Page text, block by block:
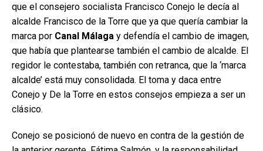
que el consejero socialista Francisco Conejo le decía al
alcalde Francisco de la Torre que ya que quería cambiar la
marca por Canal Málaga y defendía el cambio de imagen,
que había que plantearse también el cambio de alcalde. El
regidor le contestaba, también con retranca, que la ‘marca
alcalde’ está muy consolidada. El toma y daca entre
Conejo y De la Torre en estos consejos empieza a ser un
clásico.
Conejo se posicionó de nuevo en contra de la gestión de